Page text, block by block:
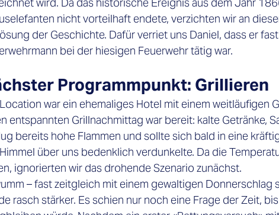
wird. Da das historische Ereignis aus dem Jahr
nicht vorteilhaft endete, verzichten wir an
der Geschichte. Dafür verriet uns Daniel, dass er
bei der hiesigen Feuerwehr tätig war.
Programmpunkt: Grillieren
war ein ehemaliges Hotel mit einem weitläufigen
entspannten Grillnachmittag war bereit: kalte Getränke,
bereits hohe Flammen und sollte sich bald in eine
über uns bedenklich verdunkelte. Da die
ignorierten wir das drohende Szenario zunächst.
– fast zeitgleich mit einem gewaltigen Donnerschlag
rasch stärker. Es schien nur noch eine Frage der Zeit,